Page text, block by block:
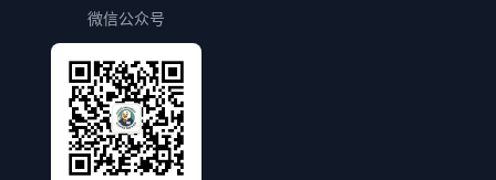
微信公众号